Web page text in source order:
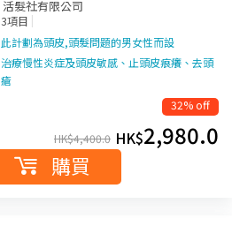
活髮社有限公司
3項目 |
此計劃為頭皮,頭髮問題的男女性而設
治療慢性炎症及頭皮敏感、止頭皮痕癢、去頭
瘡
32% off
HK$4,400.0 HK$2,980.0
購買